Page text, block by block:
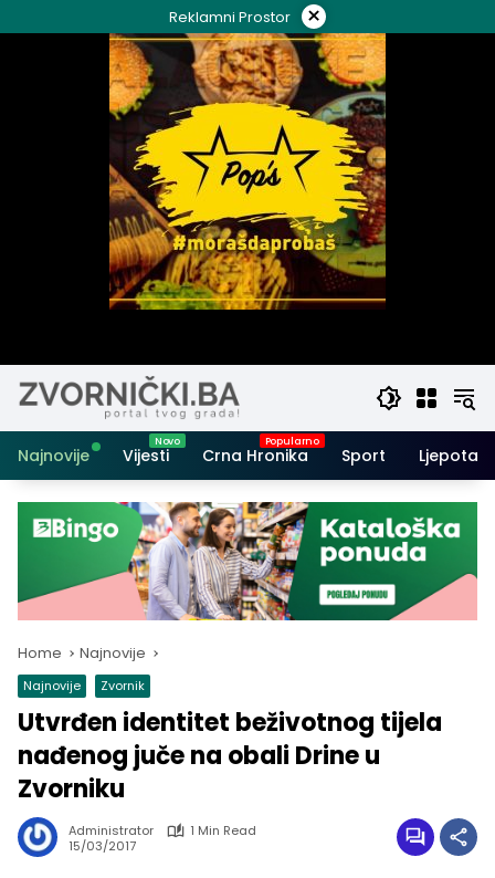
to
Reklamni Prostor ×
Najnovije Vijesti Crna Hronika Sport Ljepota i
Home Najnovije
Najnovije Zvornik
Utvrđen identitet beživotnog tijela
nađenog juče na obali Drine u
Zvorniku
Administrator
1 Min Read
15/03/2017